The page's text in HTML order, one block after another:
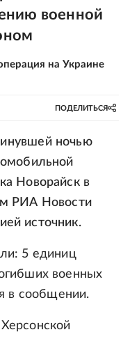
военной
на Украине
ПОДЕЛИТЬСЯ
ночью
Новорайск в
РИА Новости
источник.
5 единиц
военных
в сообщении.